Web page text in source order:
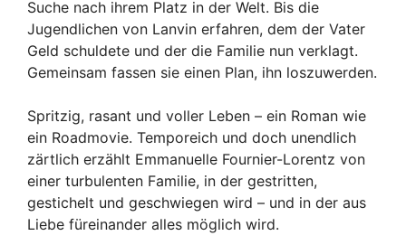
Suche nach ihrem Platz in der Welt. Bis die
Jugendlichen von Lanvin erfahren, dem der Vater
Geld schuldete und der die Familie nun verklagt.
Gemeinsam fassen sie einen Plan, ihn loszuwerden.
Spritzig, rasant und voller Leben – ein Roman wie
ein Roadmovie. Temporeich und doch unendlich
zärtlich erzählt Emmanuelle Fournier-Lorentz von
einer turbulenten Familie, in der gestritten,
gestichelt und geschwiegen wird – und in der aus
Liebe füreinander alles möglich wird.